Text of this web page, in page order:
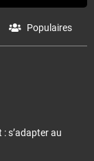
Populaires
s’adapter au